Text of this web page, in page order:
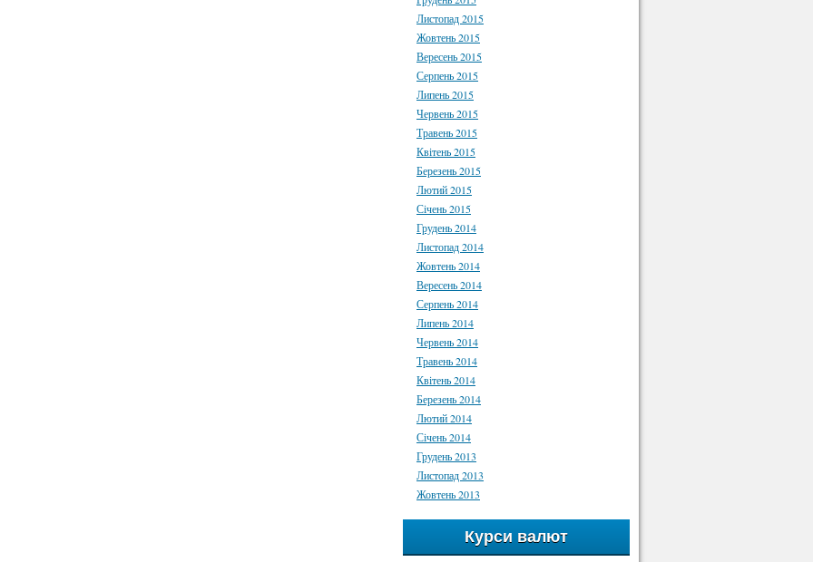
Листопад 2015
Жовтень 2015
Вересень 2015
Серпень 2015
Липень 2015
Червень 2015
Травень 2015
Квітень 2015
Березень 2015
Лютий 2015
Січень 2015
Грудень 2014
Листопад 2014
Жовтень 2014
Вересень 2014
Серпень 2014
Липень 2014
Червень 2014
Травень 2014
Квітень 2014
Березень 2014
Лютий 2014
Січень 2014
Грудень 2013
Листопад 2013
Жовтень 2013
Курси валют